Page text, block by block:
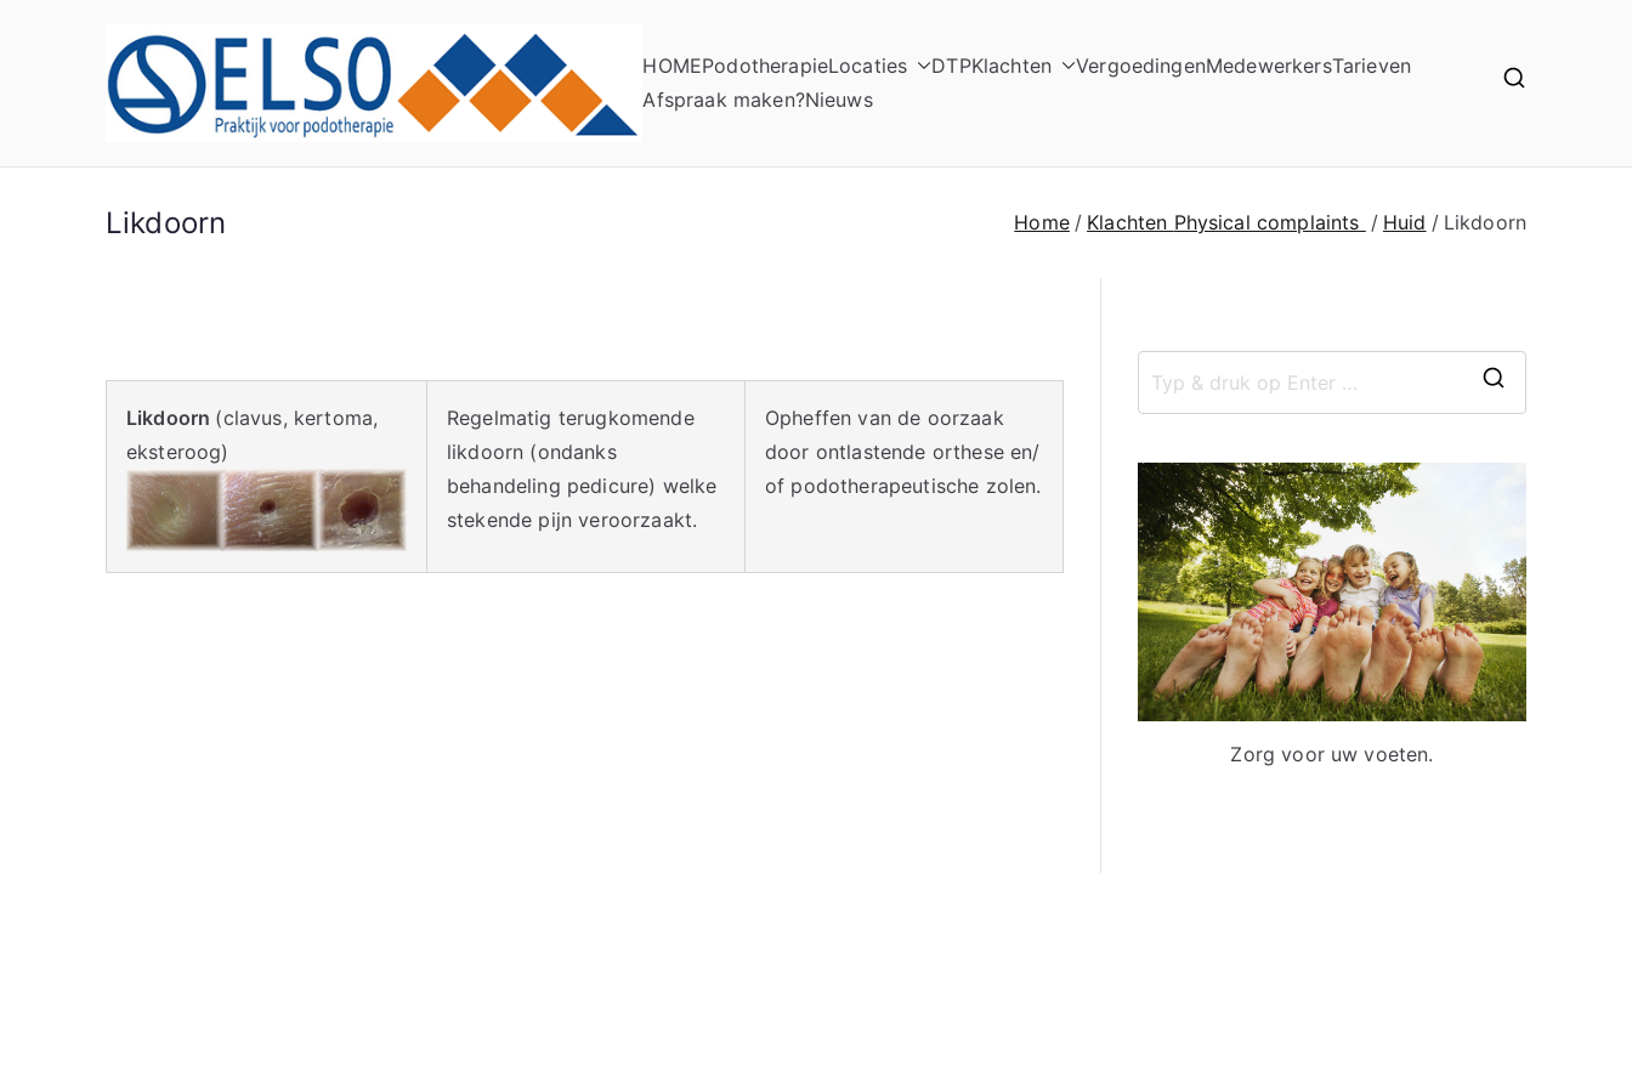
Elso Podotherapie
Praktijk voor Podotherapie
HOMEPodotherapieLocaties DTPKlachten VergoedingenMedewerkersTarieven
Afspraak maken?Nieuws
Likdoorn Home Klachten Physical complaints Huid Likdoorn
Likdoorn (clavus, kertoma,
eksteroog)
Regelmatig terugkomende
likdoorn (ondanks
behandeling pedicure) welke
stekende pijn veroorzaakt.
Opheffen van de oorzaak
door ontlastende orthese en/
of podotherapeutische zolen.
a
a
r
:
Zorg voor uw voeten.